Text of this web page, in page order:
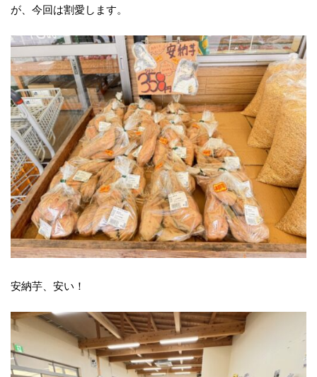
が、今回は割愛します。
安納芋、安い！